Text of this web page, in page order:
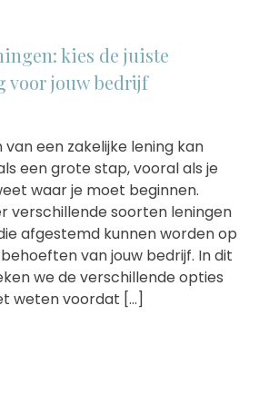
kies de juiste
voor jouw bedrijf
een zakelijke lening kan
een grote stap, vooral als je
waar je moet beginnen.
verschillende soorten leningen
afgestemd kunnen worden op
van jouw bedrijf. In dit
we de verschillende opties
weten voordat […]